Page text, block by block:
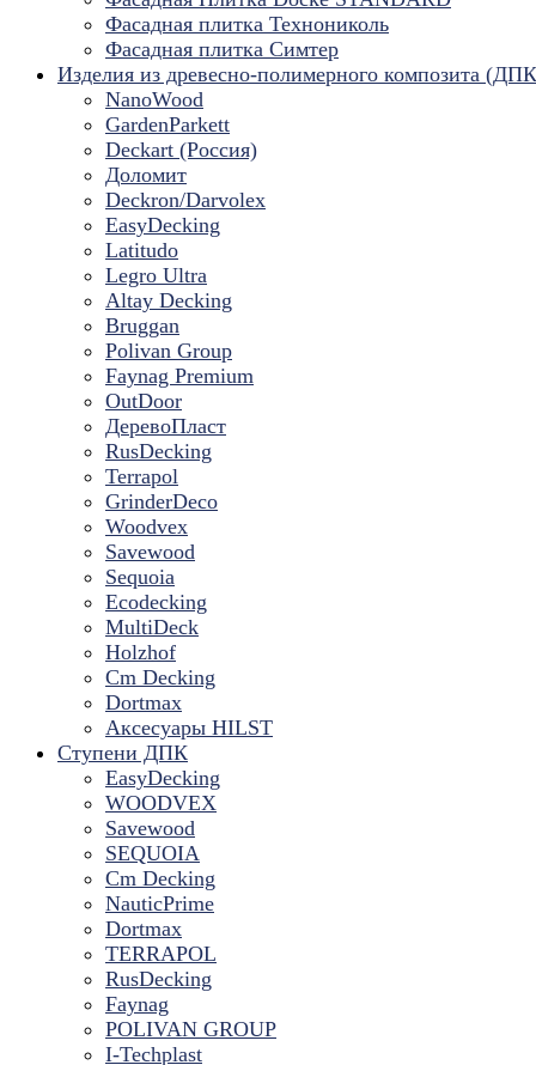
Фасадная плитка Технониколь
Фасадная плитка Симтер
Изделия из древесно-полимерного композита
NanoWood
GardenParkett
Deckart (Россия)
Доломит
Deckron/Darvolex
EasyDecking
Latitudo
Legro Ultra
Altay Decking
Bruggan
Polivan Group
Faynag Premium
OutDoor
ДеревоПласт
RusDecking
Terrapol
GrinderDeco
Woodvex
Savewood
Sequoia
Ecodecking
MultiDeck
Holzhof
Cm Decking
Dortmax
Аксесуары HILST
Ступени ДПК
EasyDecking
WOODVEX
Savewood
SEQUOIA
Cm Decking
NauticPrime
Dortmax
TERRAPOL
RusDecking
Faynag
POLIVAN GROUP
I-Techplast